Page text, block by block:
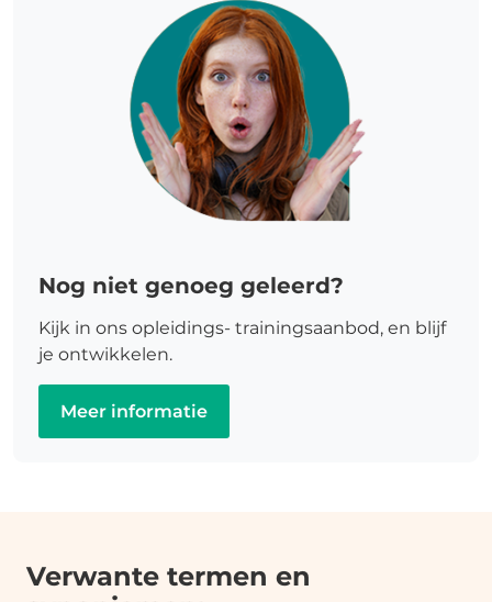
Nog niet genoeg geleerd?
Kijk in ons opleidings- trainingsaanbod, en blijf
je ontwikkelen.
Meer informatie
Verwante termen en